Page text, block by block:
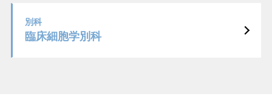
別科
臨床細胞学別科